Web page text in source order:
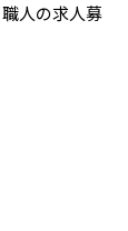
人の求人募